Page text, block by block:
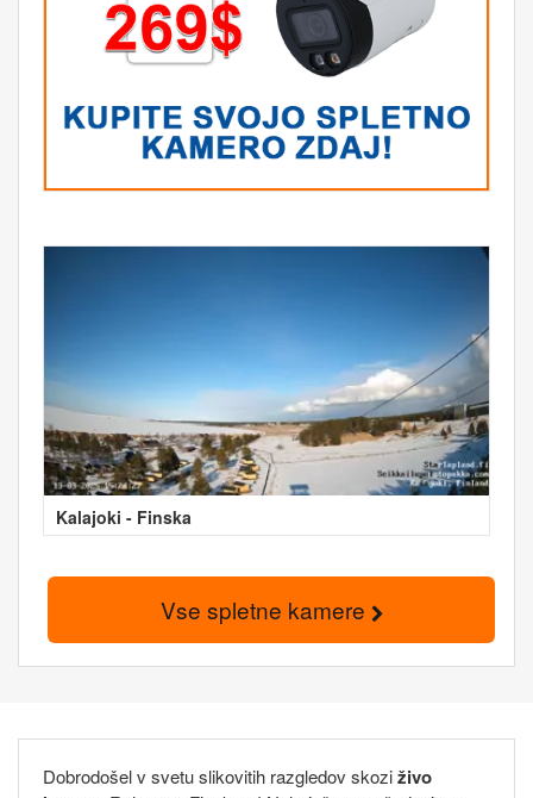
Kalajoki - Finska
Vse spletne kamere
Dobrodošel v svetu slikovitih razgledov skoziživo